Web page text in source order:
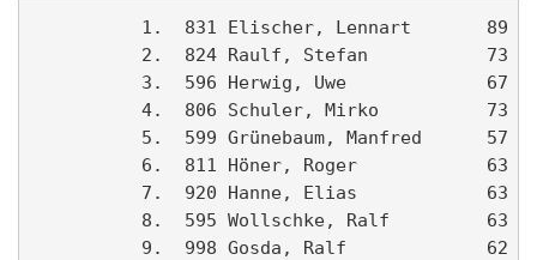
1.  831 Elischer, Lennart       89
2.  824 Raulf, Stefan           73
3.  596 Herwig, Uwe             67
4.  806 Schuler, Mirko          73
5.  599 Grünebaum, Manfred      57
6.  811 Höner, Roger            63
7.  920 Hanne, Elias            63
8.  595 Wollschke, Ralf         63
9.  998 Gosda, Ralf             62